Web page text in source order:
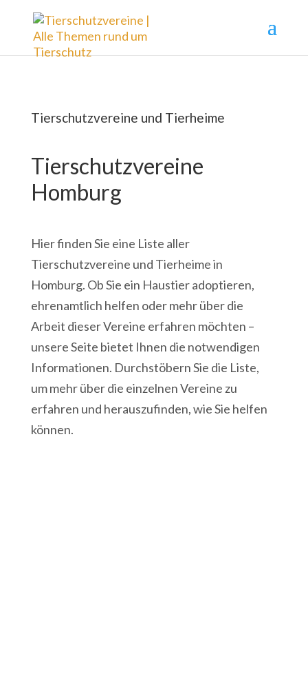
Tierschutzvereine und Tierheime
Tierschutzvereine
Homburg
Hier finden Sie eine Liste aller
Tierschutzvereine und Tierheime in
Homburg. Ob Sie ein Haustier adoptieren,
ehrenamtlich helfen oder mehr über die
Arbeit dieser Vereine erfahren möchten –
unsere Seite bietet Ihnen die notwendigen
Informationen. Durchstöbern Sie die Liste,
um mehr über die einzelnen Vereine zu
erfahren und herauszufinden, wie Sie helfen
können.